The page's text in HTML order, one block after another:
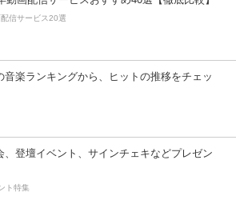
信サービス20選
音楽ランキングから、ヒットの推移をチェッ
、登壇イベント、サインチェキなどプレゼン
ト特集